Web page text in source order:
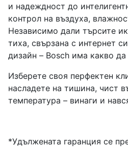
и надеждност до
контрол на въздуха,
Независимо дали търсите
тиха, свързана с интернет
дизайн – Bosch има какво
Изберете своя перфектен
насладете на тишина, чист
температура – винаги и
*Удължената гаранция се